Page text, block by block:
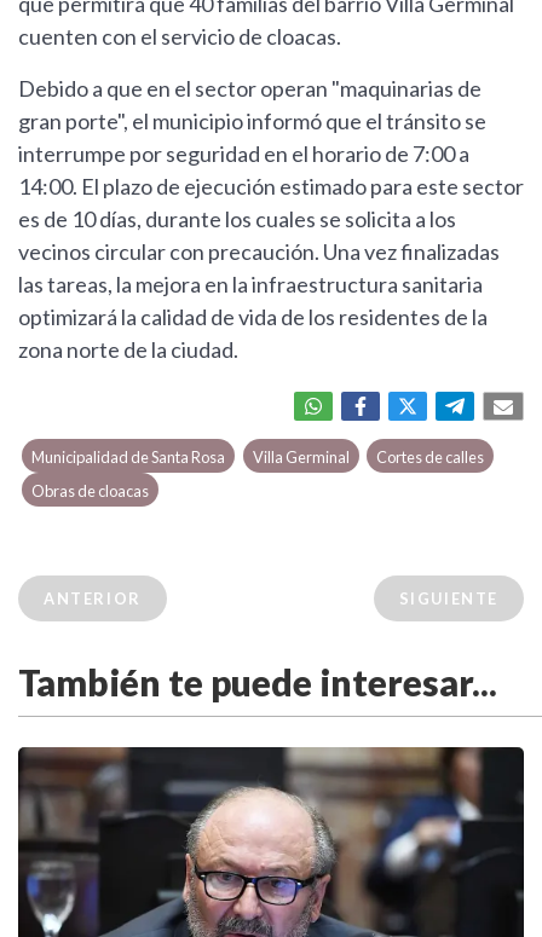
cuenten con el servicio de cloacas.
Debido a que en el sector operan "maquinarias de
gran porte", el municipio informó que el tránsito se
interrumpe por seguridad en el horario de 7:00 a
14:00. El plazo de ejecución estimado para este sector
es de 10 días, durante los cuales se solicita a los
vecinos circular con precaución. Una vez finalizadas
las tareas, la mejora en la infraestructura sanitaria
optimizará la calidad de vida de los residentes de la
zona norte de la ciudad.
Municipalidad de Santa Rosa Villa Germinal
Cortes de calles
Obras de cloacas
ANTERIOR SIGUIENTE
También te puede interesar...